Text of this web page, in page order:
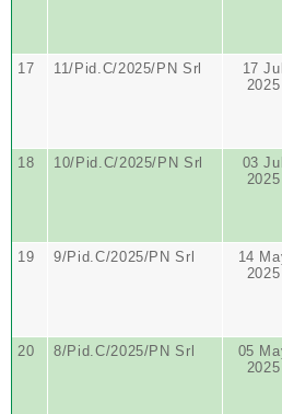
17
11/Pid.C/2025/PN Srl
17 Jul
2025
18
10/Pid.C/2025/PN Srl
03 Jul
2025
19
9/Pid.C/2025/PN Srl
14
2025
20
8/Pid.C/2025/PN Srl
05
2025